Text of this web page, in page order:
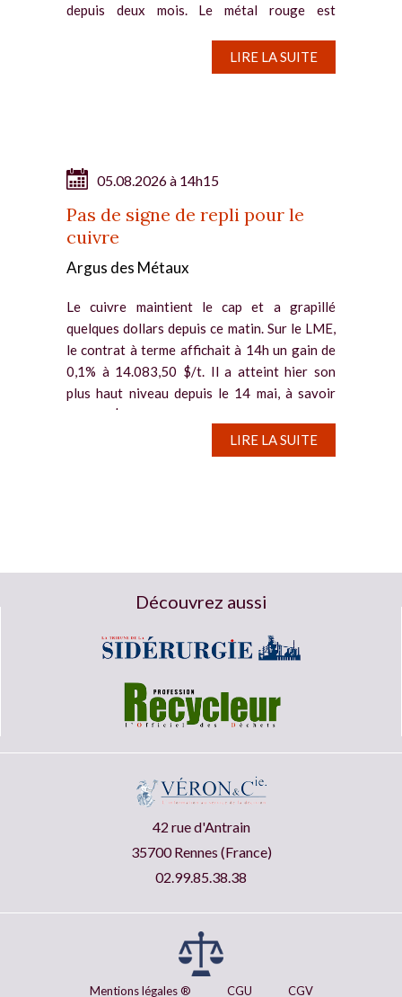
depuis deux mois. Le métal rouge est
LIRE LA SUITE
05.08.2026 à 14h15
Pas de signe de repli pour le
cuivre
Argus des Métaux
Le cuivre maintient le cap et a grapillé
quelques dollars depuis ce matin. Sur le LME,
le contrat à terme affichait à 14h un gain de
0,1% à 14.083,50 $/t. Il a atteint hier son
plus haut niveau depuis le 14 mai, à savoir
14.117 $/t. Des...
LIRE LA SUITE
Mentions légales ® CGU CGV
Découvrez aussi
42 rue d'Antrain
35700 Rennes (France)
02.99.85.38.38